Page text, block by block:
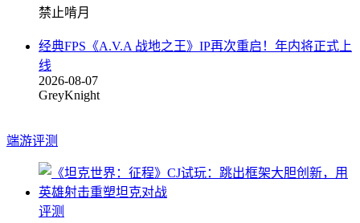
禁止啃月
经典FPS《A.V.A 战地之王》IP再次重启！年内将正式上
线
2026-08-07
GreyKnight
端游评测
评测